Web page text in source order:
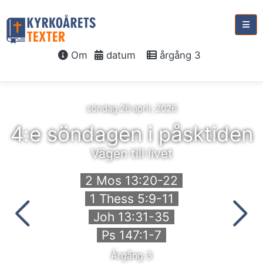
Om datum årgång 3
söndag 26 april, 2026
4:e söndagen i påsktiden
Vägen till livet
2 Mos 13:20-22
1 Thess 5:9-11
Joh 13:31-35
Ps 147:1-7
Årgång 3